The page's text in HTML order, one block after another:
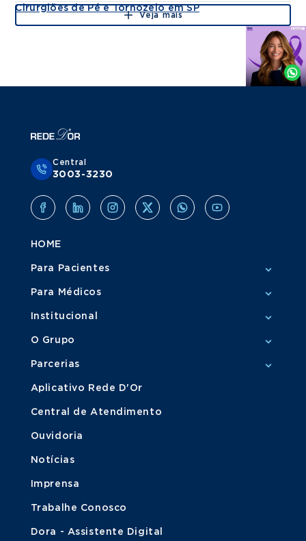
Cirurgiões de Pé e Tornozelo em SP
Veja mais
Agende
Whatsapp
Central
3003-3230
HOME
Para Pacientes
Para Médicos
Institucional
O Grupo
Parcerias
Aplicativo Rede D'Or
Central de Atendimento
Ouvidoria
Notícias
Imprensa
Trabalhe Conosco
Dora - Assistente Digital